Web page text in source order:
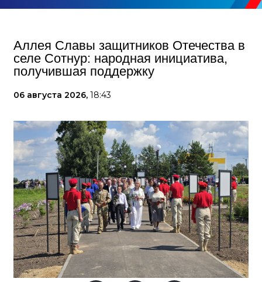
Аллея Славы защитников Отечества в
селе Сотнур: народная инициатива,
получившая поддержку
06 августа 2026, 18:43